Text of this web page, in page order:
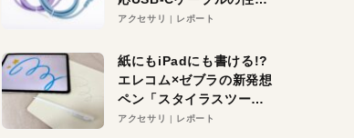
を検証。超コスパの1本を
アクセサリ レポート
紙にもiPadにも書ける!?
エレコム×ゼブラの新発想
ペン「スタイラスツーウ
ェイ」レビュー。持ち替
アクセサリ レポート